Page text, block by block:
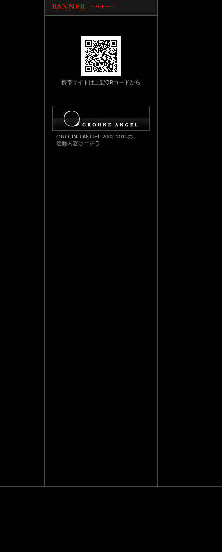
携帯サイトは上記QRコードから
GROUND ANGEL 2002-2011の
活動内容はコチラ